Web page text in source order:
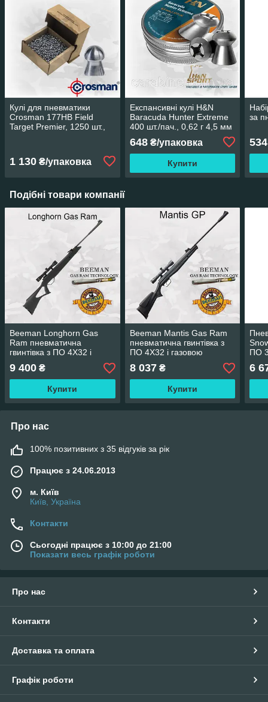
Кулі для пневматики
Crosman 177HB Field
Target Premier, 1250 шт.,
1 130 ₴/упаковка
Експансивні кулі H&N
Baracuda Hunter Extreme
400 шт./пач., 0,62 г 4,5 мм
648₴/упаковка
Купити
за
534
Подібні товари компанії
Beeman Longhorn Gas
Ram пневматична
гвинтівка з ПО 4Х32 і
газовою пружиною (Біман
Лонгхор)
9 400 ₴
Купити
Beeman Mantis Gas Ram
пневматична гвинтівка з
ПО 4Х32 і газовою
пружиною (Біман Мантіс)
8 037₴
Купити
ПО
6
Про нас
100% позитивних з 35 відгуків за рік
Працює з 24.06.2013
м. Київ
Київ, Україна
Контакти
Сьогодні працює з 10:00 до 21:00
Показати весь графік роботи
Про нас
Контакти
Доставка та оплата
Графік роботи